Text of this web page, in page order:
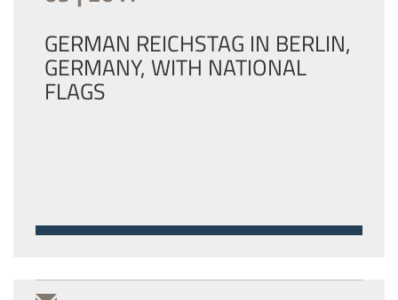
GERMAN REICHSTAG IN BERLIN,
GERMANY, WITH NATIONAL
FLAGS